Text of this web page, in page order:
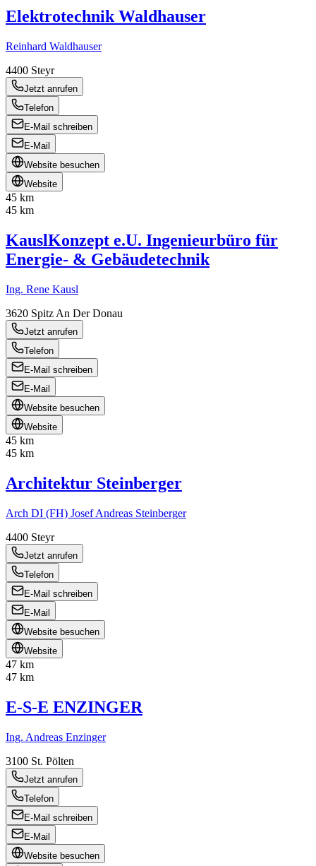
Elektrotechnik Waldhauser
Reinhard Waldhauser
4400 Steyr
Jetzt anrufen
Telefon
E-Mail schreiben
E-Mail
Website besuchen
Website
45 km
45 km
KauslKonzept e.U. Ingenieurbüro für
Energie- & Gebäudetechnik
Ing. Rene Kausl
3620 Spitz An Der Donau
Jetzt anrufen
Telefon
E-Mail schreiben
E-Mail
Website besuchen
Website
45 km
45 km
Architektur Steinberger
Arch DI (FH) Josef Andreas Steinberger
4400 Steyr
Jetzt anrufen
Telefon
E-Mail schreiben
E-Mail
Website besuchen
Website
47 km
47 km
E-S-E ENZINGER
Ing. Andreas Enzinger
3100 St. Pölten
Jetzt anrufen
Telefon
E-Mail schreiben
E-Mail
Website besuchen